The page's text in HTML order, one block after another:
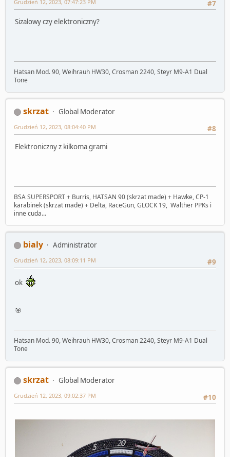
#7
Grudzień 12, 2023, 07:47:23 PM
Sizalowy czy elektroniczny?
Hatsan Mod. 90, Weihrauh HW30, Crosman 2240, Steyr M9-A1 Dual
Tone
skrzat
Global Moderator
#8
Grudzień 12, 2023, 08:04:40 PM
Elektroniczny z kilkoma grami
BSA SUPERSPORT + Burris, HATSAN 90 (skrzat made) + Hawke, CP-1
karabinek (skrzat made) + Delta, RaceGun, GLOCK 19, Walther PPKs i
inne cuda...
bialy
Administrator
#9
Grudzień 12, 2023, 08:09:11 PM
ok
🎯
Hatsan Mod. 90, Weihrauh HW30, Crosman 2240, Steyr M9-A1 Dual
Tone
skrzat
Global Moderator
#10
Grudzień 12, 2023, 09:02:37 PM